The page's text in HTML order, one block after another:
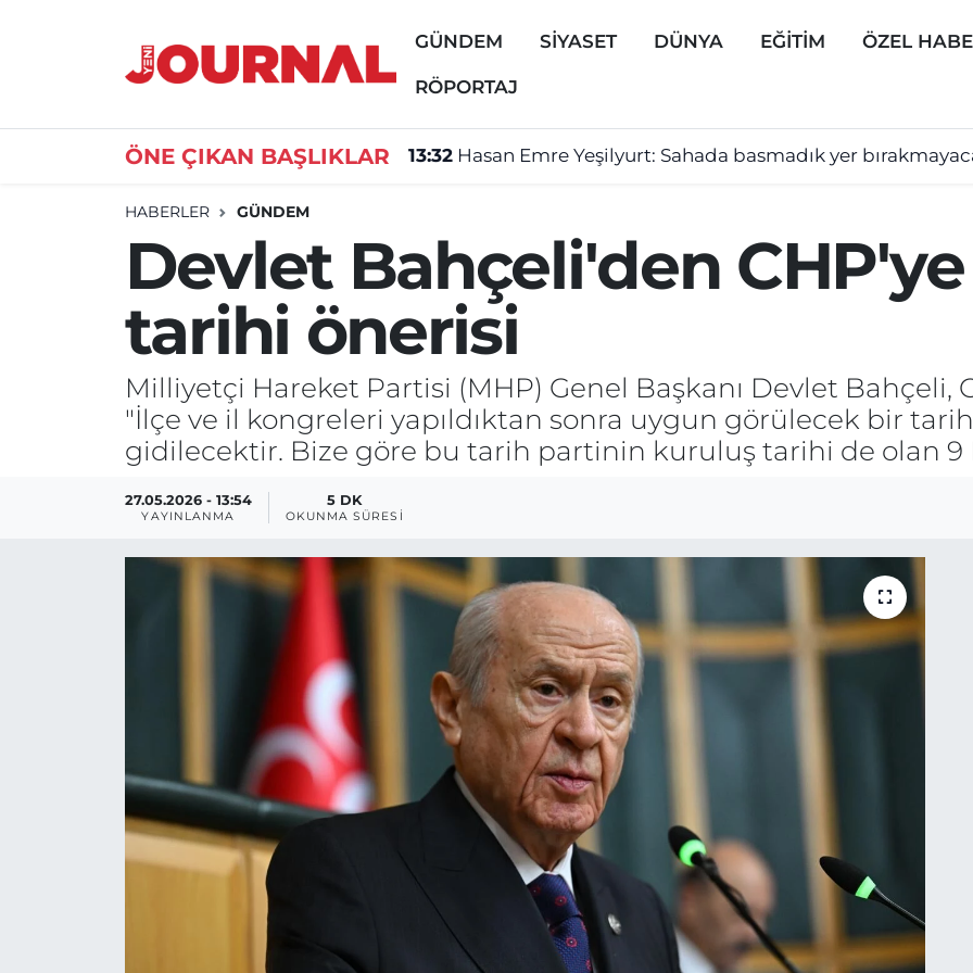
GÜNDEM SİYASET DÜNYA EĞİTİM ÖZEL
RÖPORTAJ
ÖNE ÇIKAN BAŞLIKLAR 13:32 Hasan Emre Yeşilyurt: Sahada basmadık yer
HABERLER GÜNDEM
Devlet Bahçeli'den
tarihi önerisi
Milliyetçi Hareket Partisi (MHP) Genel Başkanı Devlet Bahçeli,
"İlçe ve il kongreleri yapıldıktan sonra uygun görülecek bir
gidilecektir. Bize göre bu tarih partinin kuruluş tarihi de olan 9
27.05.2026 - 13:54
YAYINLANMA
5 DK
OKUNMA SÜRESI
GÜNDEM
DÜNYA
ÖZEL HABER
Nöbetçi Eczaneler
Süper Lig Puan Durumu ve Fikstür
Son Dakika Haberleri
Haber Arşivi